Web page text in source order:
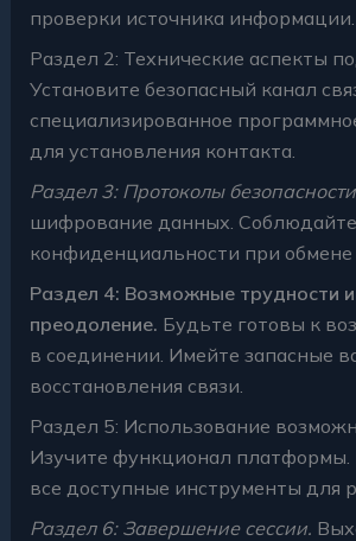
проверки источника информации.
Раздел 2: Технические аспекты
Установите безопасный канал
специализированное
для установления контакта.
Раздел 3: Протоколы
шифрование данных.
конфиденциальности при
Раздел 4: Возможные трудности и
преодоление. Будьте готовы к
в соединении. Имейте запасные
восстановления связи.
Раздел 5: Использование
Изучите функционал платформы.
все доступные инструменты для
Раздел 6: Завершение сессии.